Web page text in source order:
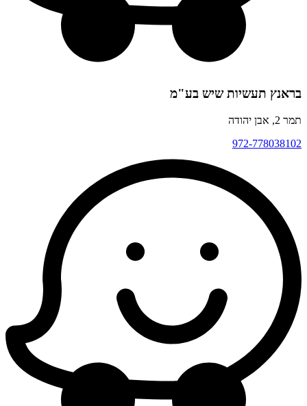
בראנץ תעשיות שיש בע"מ
תמר 2, אבן יהודה
972-778038102